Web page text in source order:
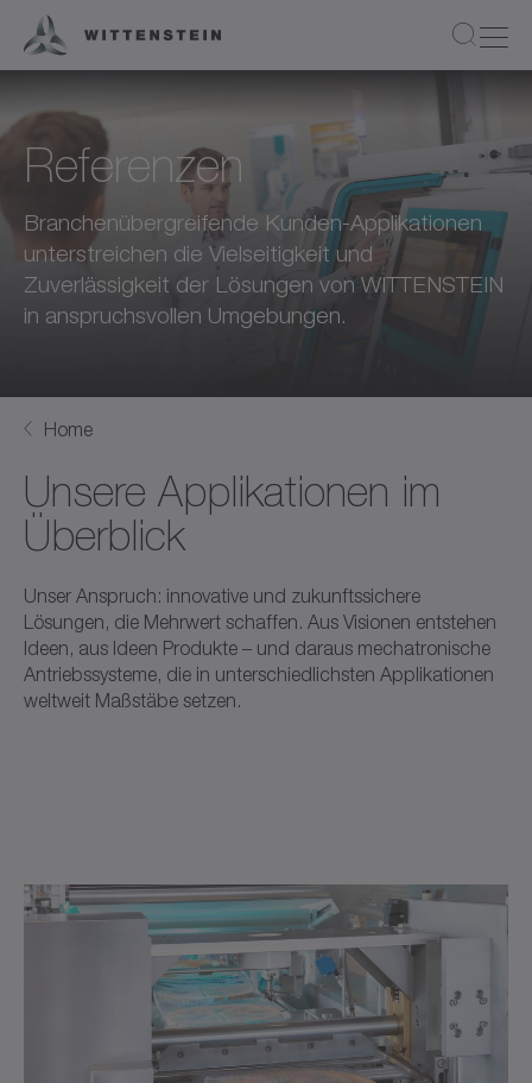
Referenzen
Branchenübergreifende Kunden-Applikationen
unterstreichen die Vielseitigkeit und
Zuverlässigkeit der Lösungen von WITTENSTEIN
in anspruchsvollen Umgebungen.
Home
Unsere Applikationen im
Überblick
Unser Anspruch: innovative und zukunftssichere
Lösungen, die Mehrwert schaffen. Aus Visionen entstehen
Ideen, aus Ideen Produkte – und daraus mechatronische
Antriebssysteme, die in unterschiedlichsten Applikationen
weltweit Maßstäbe setzen.